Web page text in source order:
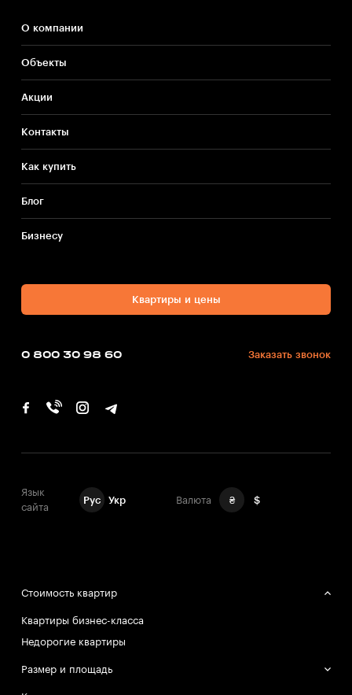
О компании
Объекты
Акции
Контакты
Как купить
Блог
Бизнесу
Квартиры и цены
0 800 30 98 60 Заказать звонок
Язык
сайта
Рус Укр Валюта ₴ $
Стоимость квартир
Квартиры бизнес-класса
Недорогие квартиры
Размер и площадь